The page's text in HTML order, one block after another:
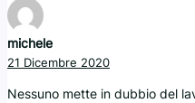
michele
21 Dicembre 2020
Nessuno mette in dubbio del